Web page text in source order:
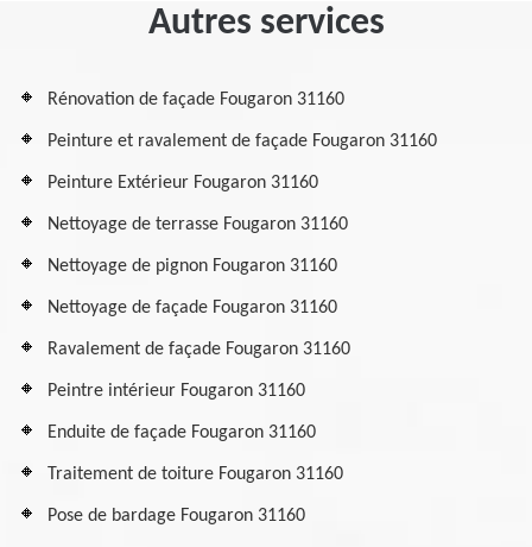
Autres services
Rénovation de façade Fougaron 31160
Peinture et ravalement de façade Fougaron 31160
Peinture Extérieur Fougaron 31160
Nettoyage de terrasse Fougaron 31160
Nettoyage de pignon Fougaron 31160
Nettoyage de façade Fougaron 31160
Ravalement de façade Fougaron 31160
Peintre intérieur Fougaron 31160
Enduite de façade Fougaron 31160
Traitement de toiture Fougaron 31160
Pose de bardage Fougaron 31160